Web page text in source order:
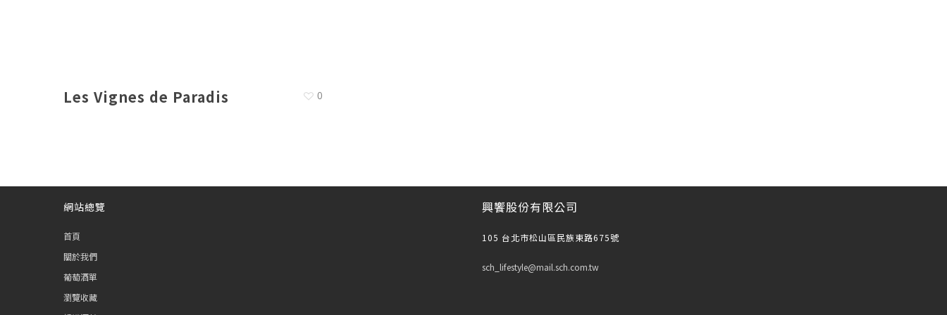
Les Vignes de Paradis 0
網站總覽
首頁
關於我們
葡萄酒單
瀏覽收藏
興饗股份有限公司
105 台北市松山區民族東路675號
sch_lifestyle@mail.sch.com.tw